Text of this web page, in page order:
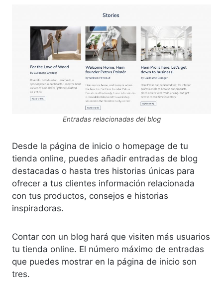
Entradas relacionadas del blog
Desde la página de inicio o homepage de tu
tienda online, puedes añadir entradas de blog
destacadas o hasta tres historias únicas para
ofrecer a tus clientes información relacionada
con tus productos, consejos e historias
inspiradoras.
Contar con un blog hará que visiten más usuarios
tu tienda online. El número máximo de entradas
que puedes mostrar en la página de inicio son
tres.